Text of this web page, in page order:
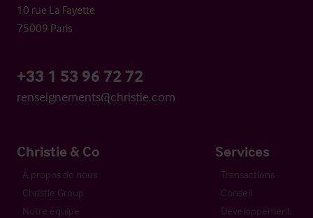
10 rue La Fayette
75009 Paris
+33 1 53 96 72 72
renseignements@christie.com
Christie & Co
À propos de nous
Christie Group
Notre équipe
Services
Transactions
Conseil
Développement